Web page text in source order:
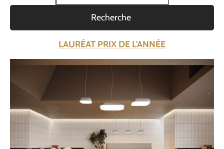
Recherche
LAURÉAT PRIX DE L'ANNÉE